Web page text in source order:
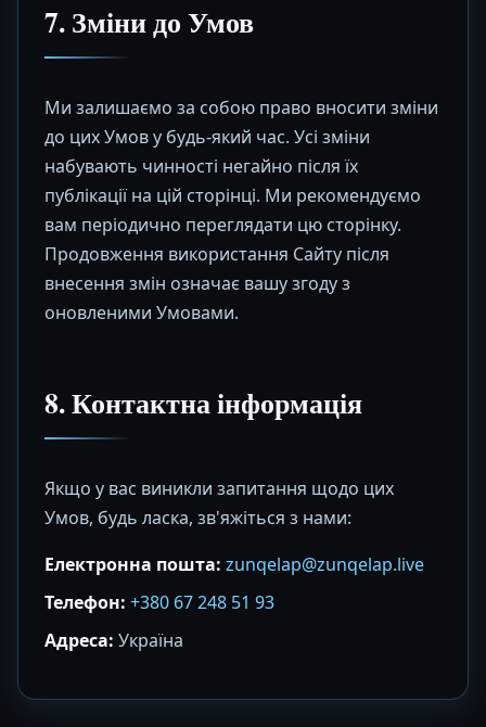
7. Зміни до Умов
Ми залишаємо за собою право вносити зміни
до цих Умов у будь-який час. Усі зміни
набувають чинності негайно після їх
публікації на цій сторінці. Ми рекомендуємо
вам періодично переглядати цю сторінку.
Продовження використання Сайту після
внесення змін означає вашу згоду з
оновленими Умовами.
8. Контактна інформація
Якщо у вас виникли запитання щодо цих
Умов, будь ласка, зв'яжіться з нами:
Електронна пошта: zunqelap@zunqelap.live
Телефон: +380 67 248 51 93
Адреса: Україна